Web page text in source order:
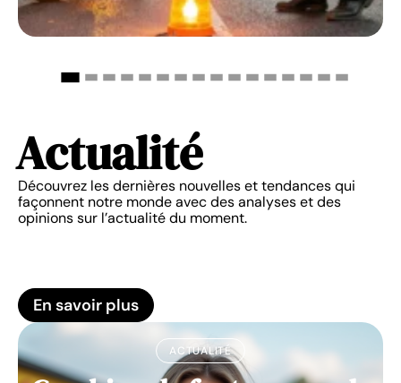
Actualité
Découvrez les dernières nouvelles et tendances qui
façonnent notre monde avec des analyses et des
opinions sur l’actualité du moment.
En savoir plus
ACTUALITÉ